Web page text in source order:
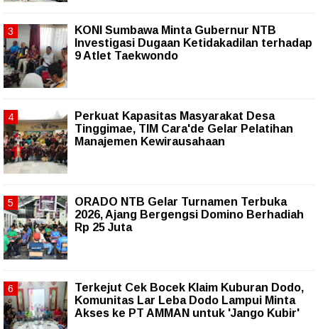
KONI Sumbawa Minta Gubernur NTB
Investigasi Dugaan Ketidakadilan terhadap
9 Atlet Taekwondo
Perkuat Kapasitas Masyarakat Desa
Tinggimae, TIM Cara'de Gelar Pelatihan
Manajemen Kewirausahaan
ORADO NTB Gelar Turnamen Terbuka
2026, Ajang Bergengsi Domino Berhadiah
Rp 25 Juta
Terkejut Cek Bocek Klaim Kuburan Dodo,
Komunitas Lar Leba Dodo Lampui Minta
Akses ke PT AMMAN untuk 'Jango Kubir'